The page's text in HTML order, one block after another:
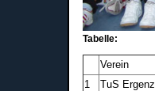
Tabelle:
Verein
1
TuS